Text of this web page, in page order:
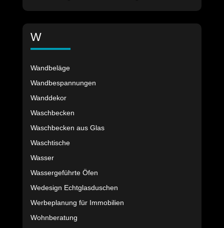
W
Wandbeläge
Wandbespannungen
Wanddekor
Waschbecken
Waschbecken aus Glas
Waschtische
Wasser
Wassergeführte Öfen
Wedesign Echtglasduschen
Werbeplanung für Immobilien
Wohnberatung